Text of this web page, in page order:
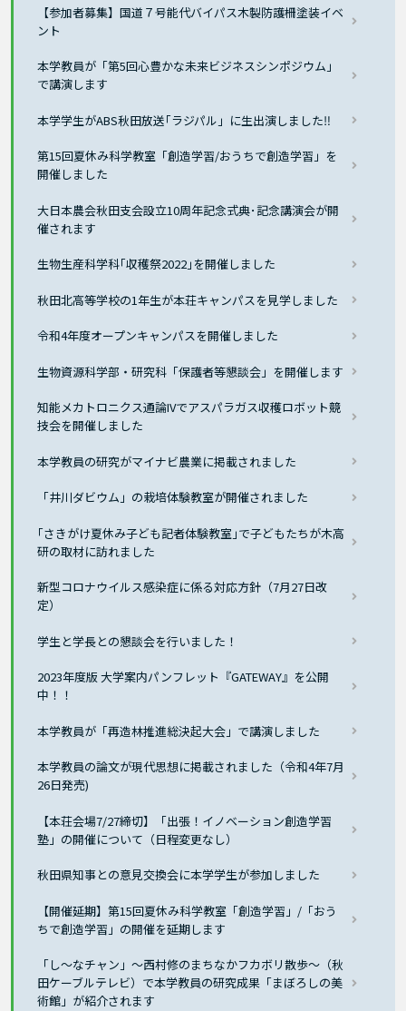
【参加者募集】国道７号能代バイパス木製防護柵塗装イベ
ント
本学教員が「第5回心豊かな未来ビジネスシンポジウム」
で講演します
本学学生がABS秋田放送｢ラジパル」に生出演しました‼
第15回夏休み科学教室「創造学習/おうちで創造学習」を
開催しました
大日本農会秋田支会設立10周年記念式典･記念講演会が開
催されます
生物生産科学科｢収穫祭2022｣を開催しました
秋田北高等学校の1年生が本荘キャンパスを見学しました
令和4年度オープンキャンパスを開催しました
生物資源科学部・研究科「保護者等懇談会」を開催します
知能メカトロニクス通論IVでアスパラガス収穫ロボット競
技会を開催しました
本学教員の研究がマイナビ農業に掲載されました
「井川ダビウム」の栽培体験教室が開催されました
｢さきがけ夏休み子ども記者体験教室｣で子どもたちが木高
研の取材に訪れました
新型コロナウイルス感染症に係る対応方針（7月27日改
定）
学生と学長との懇談会を行いました！
2023年度版 大学案内パンフレット『GATEWAY』を公開
中！！
本学教員が「再造林推進総決起大会」で講演しました
本学教員の論文が現代思想に掲載されました（令和4年7月
26日発売)
【本荘会場7/27締切】「出張！イノベーション創造学習
塾」の開催について（日程変更なし）
秋田県知事との意見交換会に本学学生が参加しました
【開催延期】第15回夏休み科学教室「創造学習」/「おう
ちで創造学習」の開催を延期します
「し〜なチャン」～西村修のまちなかフカボリ散歩～（秋
田ケーブルテレビ）で本学教員の研究成果「まぼろしの美
術館」が紹介されます